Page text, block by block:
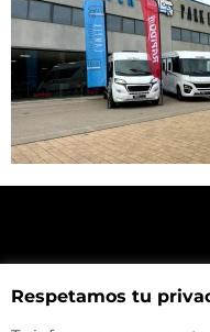
Haz click aquí y
Respetamos tu